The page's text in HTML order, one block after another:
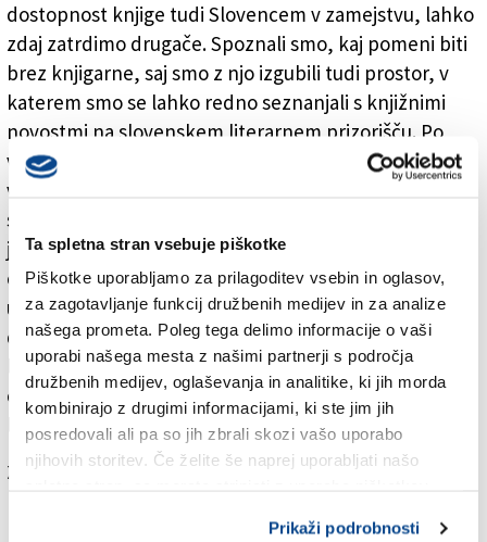
Ta spletna stran vsebuje piškotke
Piškotke uporabljamo za prilagoditev vsebin in oglasov,
za zagotavljanje funkcij družbenih medijev in za analize
našega prometa. Poleg tega delimo informacije o vaši
uporabi našega mesta z našimi partnerji s področja
družbenih medijev, oglaševanja in analitike, ki jih morda
kombinirajo z drugimi informacijami, ki ste jim jih
posredovali ali pa so jih zbrali skozi vašo uporabo
njihovih storitev. Če želite še naprej uporabljati našo
Prikaži podrobnosti
dostopnost knjige tudi Slovencem v zamejstvu, lahko
zdaj zatrdimo drugače. Spoznali smo, kaj pomeni biti
brez knjigarne, saj smo z njo izgubili tudi prostor, v
katerem smo se lahko redno seznanjali s knjižnimi
novostmi na slovenskem literarnem prizorišču. Po
večmesečnih pogajanjih in prizadevanjih, da se
vzpostavi novo Tržaško knjižno središče, pa je rešitev
skoraj na dosegu roke. Tržaški podjetnik Vanja Lokar
je kupil poslovni prostor, ki ga bo po ugodni ceni
oddal novoustanovljenemu podjetju TS 360, ki bo
upravljalo novo Tržaško knjižno središče. Čeprav
datum njegovega odprtja še ni znan, lahko razkrijemo
lokacijo. Nova knjigarna, ki bo pravi multimedijski
center, naj bi bila na za tržaške Slovence strateški
lokaciji - na Trgu Oberdan.
Za branje in pisanje komentarjevje potrebna prijava